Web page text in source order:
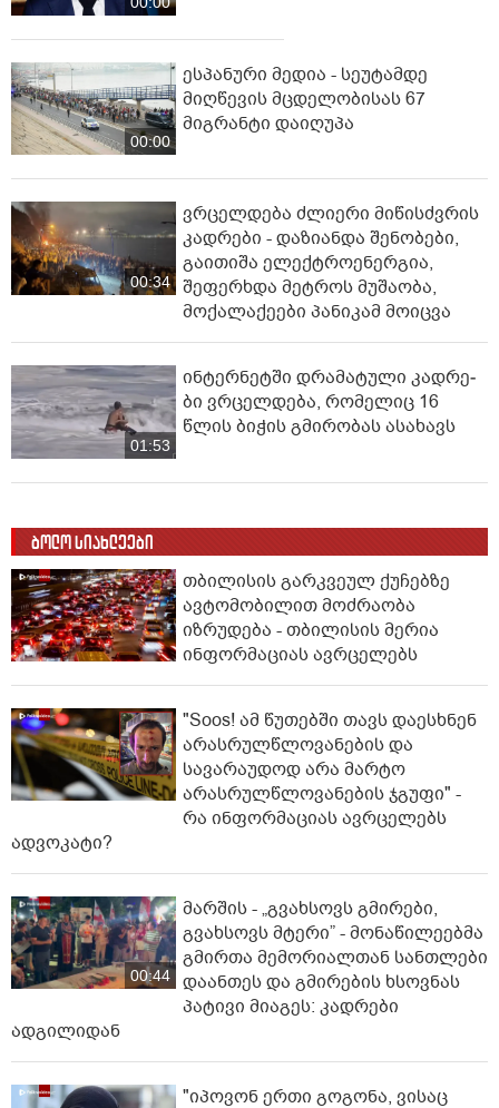
00:00
ესპანური მედია - სეუტამდე
მიღწევის მცდელობისას 67
მიგრანტი დაიღუპა
00:34
ვრცელდება ძლიერი მიწისძვრის
კადრები - დაზიანდა შენობები,
გაითიშა ელექტროენერგია,
შეფერხდა მეტროს მუშაობა,
მოქალაქეები პანიკამ მოიცვა
01:53
ინ­ტერ­ნეტ­ში დრა­მა­ტუ­ლი კად­რე­
ბი ვრცელდება, რომელიც 16
წლის ბიჭის გმირობას ასახავს
ბოლო სიახლეები
თბილისის გარკვეულ ქუჩებზე
ავტომობილით მოძრაობა
იზრუდება - თბილისის მერია
ინფორმაციას ავრცელებს
"Soos! ამ წუთებში თავს დაესხნენ
არასრულწლოვანების და
სავარაუდოდ არა მარტო
არასრულწლოვანების ჯგუფი" -
რა ინფორმაციას ავრცელებს
ადვოკატი?
00:44
მარშის - „გვახსოვს გმირები,
გვახსოვს მტერი” - მონაწილეებმა
გმირთა მემორიალთან სანთლები
დაანთეს და გმირების ხსოვნას
პატივი მიაგეს: კადრები
ადგილიდან
"იპოვონ ერთი გოგონა, ვისაც